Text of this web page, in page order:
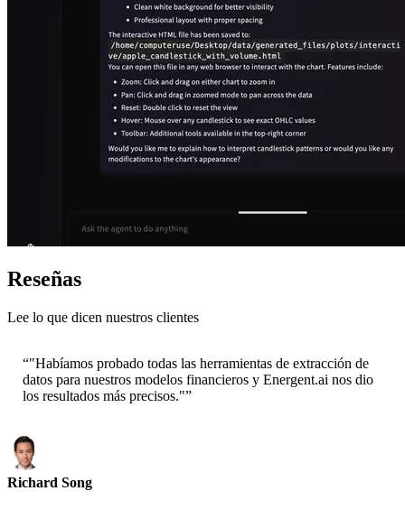
Reseñas
Lee lo que dicen nuestros clientes
“"Habíamos probado todas las herramientas de extracción de
datos para nuestros modelos financieros y Energent.ai nos dio
los resultados más precisos."”
Richard Song